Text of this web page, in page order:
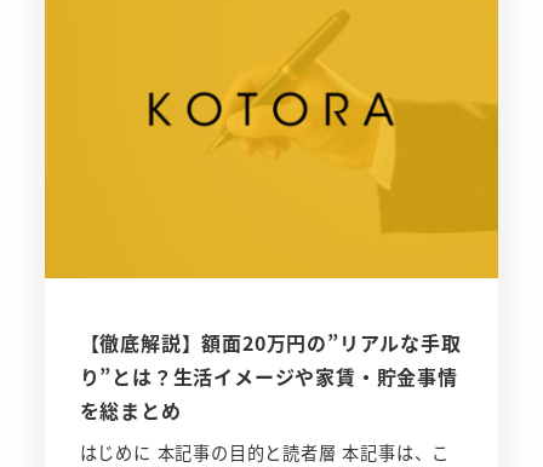
【徹底解説】額面20万円の”リアルな手取
り”とは？生活イメージや家賃・貯金事情
を総まとめ
はじめに 本記事の目的と読者層 本記事は、こ